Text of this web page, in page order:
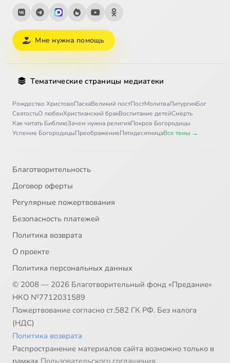
Мне нужна помощь
Тематические страницы медиатеки
Рождество ХристовоПасхаВеликий постПостМолитваЛитургияБог
СвятостьО любвиХристианский бракВоспитание детейСмерть
Как читать БиблиюЗачем нужна религияПокров Богородицы
Успение БогородицыПреображениеПятидесятницаВсе темы →
Благотворительность
Договор оферты
Регулярные пожертвования
Безопасность платежей
Политика возврата
О проекте
Политика персональных данных
© 2008 — 2026 Благотворительный фонд «Предание»
НКО №7712031589
Пожертвование согласно ст.582 ГК РФ. Без налога
(НДС)
Политика возврата
Распространение материалов сайта возможно только в